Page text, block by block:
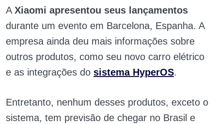
A Xiaomi apresentou seus lançamentos
durante um evento em Barcelona, Espanha. A
empresa ainda deu mais informações sobre
outros produtos, como seu novo carro elétrico
e as integrações do sistema HyperOS.
Entretanto, nenhum desses produtos, exceto o
sistema, tem previsão de chegar no Brasil e